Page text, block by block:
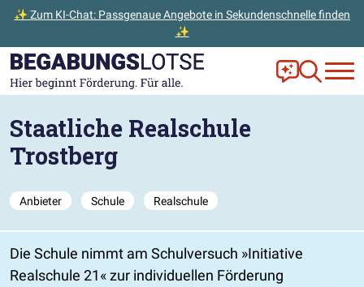
✨ Zum KI-Chat: Passgenaue Angebote in Sekundenschnelle finden
✨
Zum Hauptinhalt der Seite springen
Zur Startseite gehen Frag Ella!
Zur
Staatliche Realschule
Trostberg
Anbieter Schule Realschule
Die Schule nimmt am Schulversuch
Initiative
Realschule 21
zur individuellen Förderung